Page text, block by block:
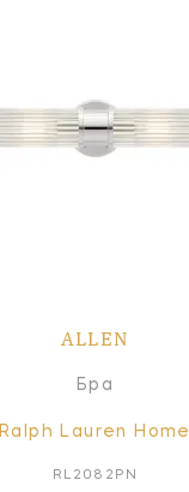
ALLEN
Бра
Ralph Lauren Home
RL2082PN